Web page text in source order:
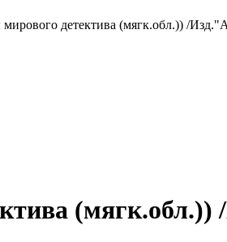
детектива (мягк.обл.)) /